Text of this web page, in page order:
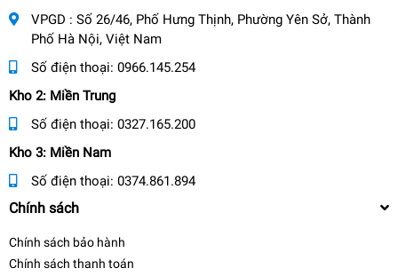
VPGD : Số 26/46, Phố Hưng Thịnh, Phường Yên Sở, Thành
Phố Hà Nội, Việt Nam
Số điện thoại: 0966.145.254
Kho 2: Miền Trung
Số điện thoại: 0327.165.200
Kho 3: Miền Nam
Số điện thoại: 0374.861.894
Chính sách
Chính sách bảo hành
Chính sách thanh toán